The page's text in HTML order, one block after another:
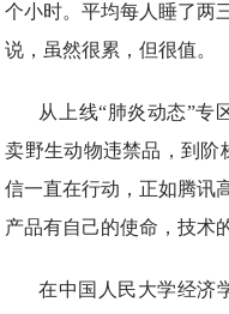
个小时。平均每人睡了两
说，虽然很累，但很值。
从上线“肺炎动态”专
卖野生动物违禁品，到
信一直在行动，正如腾讯
产品有自己的使命，技术
在中国人民大学经济